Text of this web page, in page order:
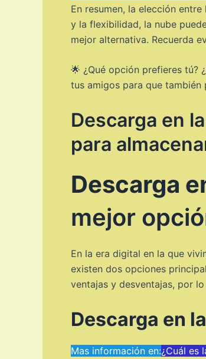
En resumen, la elección
y la flexibilidad, la nube
mejor alternativa. Recuerda
🌟 ¿Qué opción prefieres tú?
tus amigos para que
Descarga en
para
Descarga
mejor
En la era digital en la que
existen dos opciones
ventajas y desventajas, por
Descarga en
Mas información en:¿Cuál es